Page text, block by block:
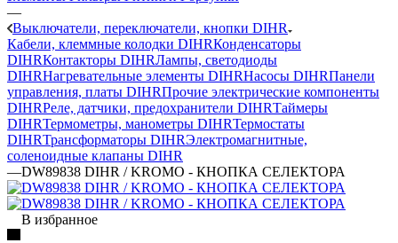
—
Выключатели, переключатели, кнопки DIHR
Кабели, клеммные колодки DIHRКонденсаторы
DIHRКонтакторы DIHRЛампы, светодиоды
DIHRНагревательные элементы DIHRНасосы DIHRПанели
управления, платы DIHRПрочие электрические компоненты
DIHRРеле, датчики, предохранители DIHRТаймеры
DIHRТермометры, манометры DIHRТермостаты
DIHRТрансформаторы DIHRЭлектромагнитные,
соленоидные клапаны DIHR
—DW89838 DIHR / KROMO - КНОПКА СЕЛЕКТОРА
В избранное